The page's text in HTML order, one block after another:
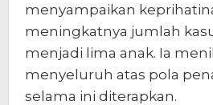
menyampaikan
meningkatnya jumlah
menjadi lima anak. Ia
menyeluruh atas pola
selama ini diterapkan.